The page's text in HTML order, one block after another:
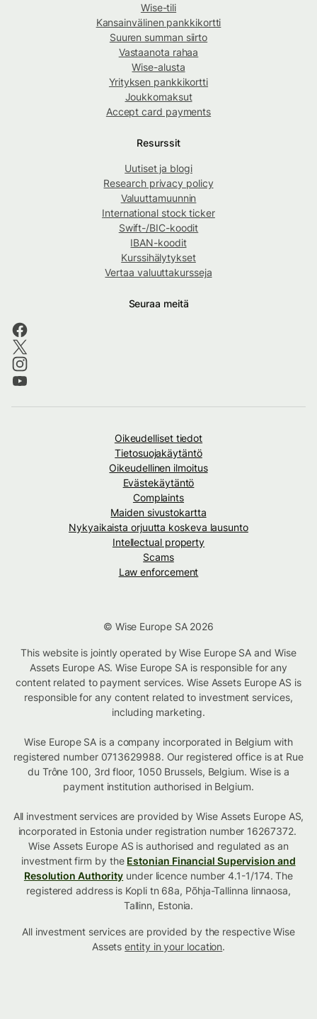
Wise-tili
Kansainvälinen pankkikortti
Suuren summan siirto
Vastaanota rahaa
Wise-alusta
Yrityksen pankkikortti
Joukkomaksut
Accept card payments
Resurssit
Uutiset ja blogi
Research privacy policy
Valuuttamuunnin
International stock ticker
Swift-/BIC-koodit
IBAN-koodit
Kurssihälytykset
Vertaa valuuttakursseja
Seuraa meitä
Oikeudelliset tiedot
Tietosuojakäytäntö
Oikeudellinen ilmoitus
Evästekäytäntö
Complaints
Maiden sivustokartta
Nykyaikaista orjuutta koskeva lausunto
Intellectual property
Scams
Law enforcement
© Wise Europe SA 2026
This website is jointly operated by Wise Europe SA and Wise
Assets Europe AS. Wise Europe SA is responsible for any
content related to payment services. Wise Assets Europe AS is
responsible for any content related to investment services,
including marketing.
Wise Europe SA is a company incorporated in Belgium with
registered number 0713629988. Our registered office is at Rue
du Trône 100, 3rd floor, 1050 Brussels, Belgium. Wise is a
payment institution authorised in Belgium.
All investment services are provided by Wise Assets Europe AS,
incorporated in Estonia under registration number 16267372.
Wise Assets Europe AS is authorised and regulated as an
investment firm by the Estonian Financial Supervision and
Resolution Authority under licence number 4.1-1/174. The
registered address is Kopli tn 68a, Põhja-Tallinna linnaosa,
Tallinn, Estonia.
All investment services are provided by the respective Wise
Assetsentity in your location.